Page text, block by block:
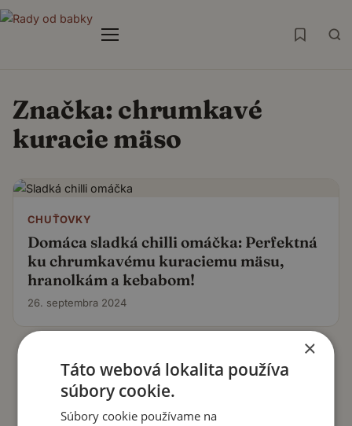
Menu
Značka: chrumkavé
kuracie mäso
CHUŤOVKY
Domáca sladká chilli omáčka: Perfektná
ku chrumkavému kuraciemu mäsu,
hranolkám a kebabom!
26. septembra 2024
×
Táto webová lokalita používa
súbory cookie.
Súbory cookie používame na